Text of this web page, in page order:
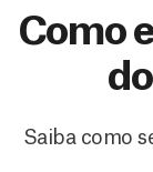
Como
Saiba como